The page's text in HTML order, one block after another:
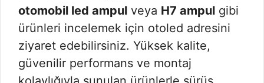
otomobil led ampul veya H7 ampul gibi
ürünleri incelemek için otoled adresini
ziyaret edebilirsiniz. Yüksek kalite,
güvenilir performans ve montaj